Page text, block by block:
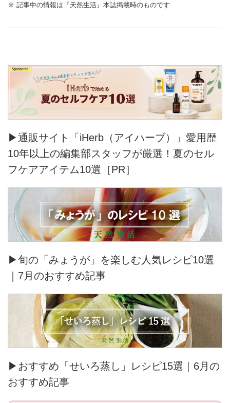
※ 記事中の情報は『天然生活』本誌掲載時のものです
▶通販サイト「iHerb（アイハーブ）」愛用歴
10年以上の編集部スタッフが厳選！夏のセル
フケアアイテム10選［PR］
▶旬の「みょうが」を楽しむ人気レシピ10選
｜7月のおすすめ記事
▶おすすめ「せいろ蒸し」レシピ15選｜6月の
おすすめ記事